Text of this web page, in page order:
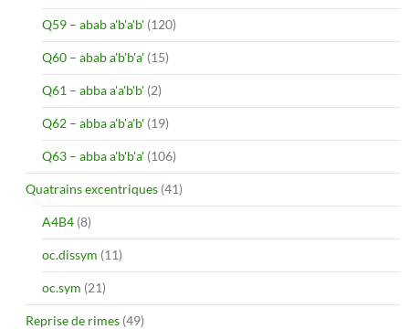
Q59 – abab a'b'a'b' (120)
Q60 – abab a'b'b'a' (15)
Q61 – abba a'a'b'b' (2)
Q62 – abba a'b'a'b' (19)
Q63 – abba a'b'b'a' (106)
Quatrains excentriques (41)
A4B4 (8)
oc.dissym (11)
oc.sym (21)
Reprise de rimes (49)